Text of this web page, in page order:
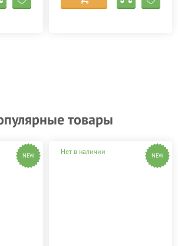
товары
NEW Нет в наличии NEW